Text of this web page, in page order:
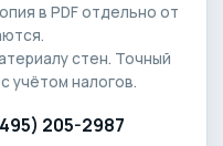
в PDF отдельно от
стен. Точный
учётом налогов.
205-2987